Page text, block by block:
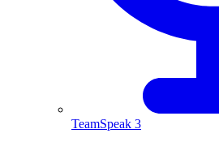
TeamSpeak 3